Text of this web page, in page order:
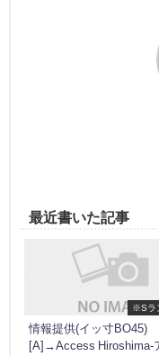
最近書いた記事
※Sラ
情報提供(イッ寸BO45)
[A]→Access Hiroshima-